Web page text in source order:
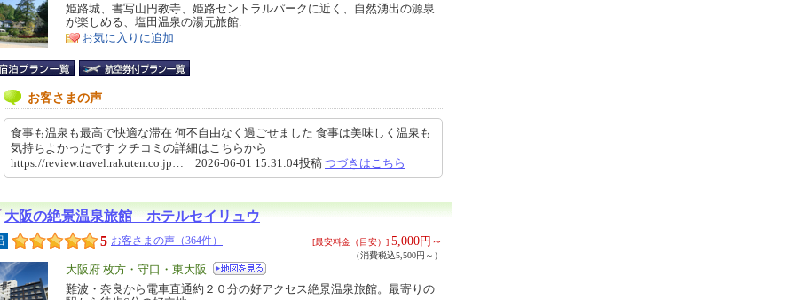
リ
ア
特
徴
姫路城、書写山円教寺、姫路セントラルパークに近く、自然湧出の源泉
が楽しめる、塩田温泉の湯元旅館.
お気に入りに追加
お客さまの声
食事も温泉も最高で快適な滞在 何不自由なく過ごせました 食事は美味しく温泉も
気持ちよかったです クチコミの詳細はこちらから
https://review.travel.rakuten.co.jp… 2026-06-01 15:31:04投稿 つづきはこちら
大阪の絶景温泉旅館 ホテルセイリュウ
5 お客さまの声（364件） [最安料金（目安）] 5,000円～
（消費税込5,500円～）
エ
リ
大阪府 枚方・守口・東大阪
特
難波・奈良から電車直通約２０分の好アクセス絶景温泉旅館。最寄りの